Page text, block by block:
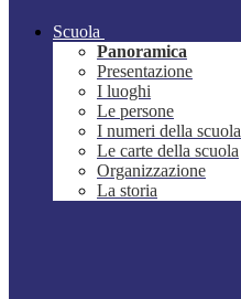
Scuola
Panoramica
Presentazione
I luoghi
Le persone
I numeri della scuola
Le carte della scuola
Organizzazione
La storia